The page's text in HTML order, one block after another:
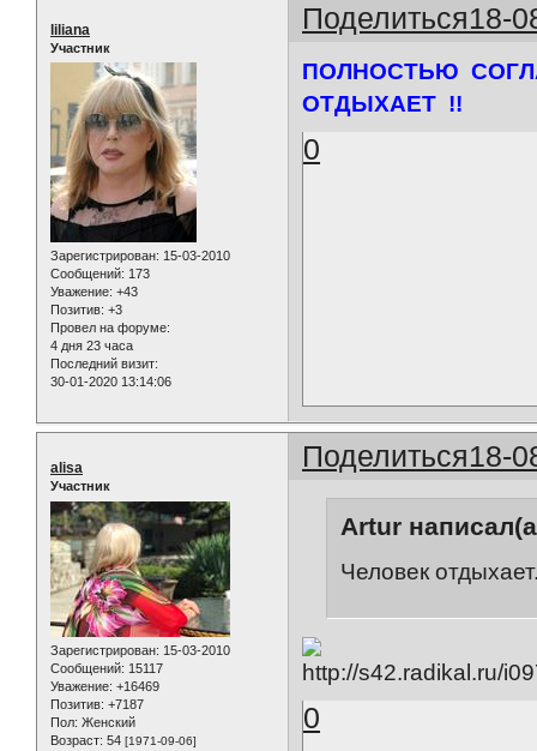
Поделиться18-
liliana
Участник
Зарегистрирован: 15-03-2010
Сообщений: 173
Уважение: +43
Позитив: +3
Провел на форуме:
4 дня 23 часа
Последний визит:
30-01-2020 13:14:06
ПОЛНОСТЬЮ
ОТДЫХАЕТ !!
0
Поделиться18-
alisa
Участник
Зарегистрирован: 15-03-2010
Сообщений: 15117
Уважение: +16469
Позитив: +7187
Пол: Женский
Возраст: 54 [1971-09-06]
Artur
Человек
0